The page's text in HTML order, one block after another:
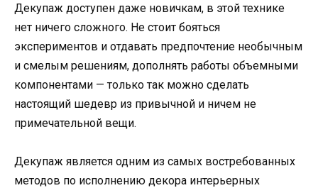
Декупаж доступен даже новичкам, в этой технике
нет ничего сложного. Не стоит бояться
экспериментов и отдавать предпочтение необычным
и смелым решениям, дополнять работы объемными
компонентами — только так можно сделать
настоящий шедевр из привычной и ничем не
примечательной вещи.
Декупаж является одним из самых востребованных
методов по исполнению декора интерьерных